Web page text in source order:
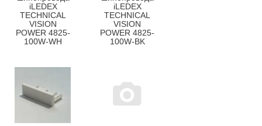
iLEDEX
TECHNICAL
VISION
POWER 4825-
100W-WH
iLEDEX
TECHNICAL
VISION
POWER 4825-
100W-BK